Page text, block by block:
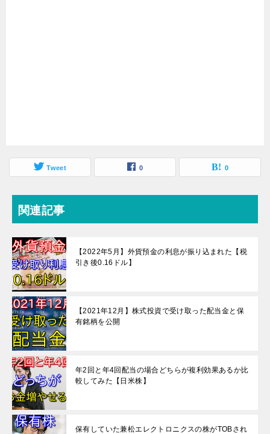
Tweet 0 0
関連記事
【2022年5月】外貨預金の利息が振り込まれた【税
引き後0.16ドル】
【2021年12月】株式投資で受け取った配当金と保
有銘柄を公開
年2回と年4回配当の場合どちらが複利効果あるか比
較してみた【日米株】
保有していた兼松エレクトロニクスの株がTOBされ